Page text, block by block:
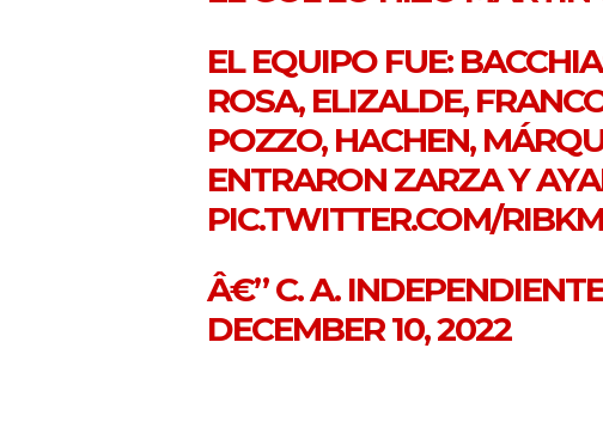
EL EQUIPO FUE:
ROSA, ELIZALDE,
POZZO, HACHEN,
ENTRARON ZARZA Y
PIC.TWITTER.COM/
Â€” C. A.
DECEMBER 10, 2022